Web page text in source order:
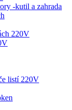
-kutil a zahrada
220V
listí 220V